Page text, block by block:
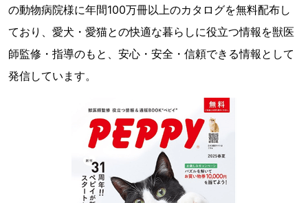
の動物病院様に年間100万冊以上のカタログを無料配布し
ており、愛犬・愛猫との快適な暮らしに役立つ情報を獣医
師監修・指導のもと、安心・安全・信頼できる情報として
発信しています。